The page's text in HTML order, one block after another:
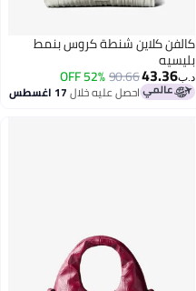
كالفن كلاين شنطة كروس بنمط
بليسيه
د.ب‏43.36
90.66
52% OFF
احصل عليه خلال17 اغسطس